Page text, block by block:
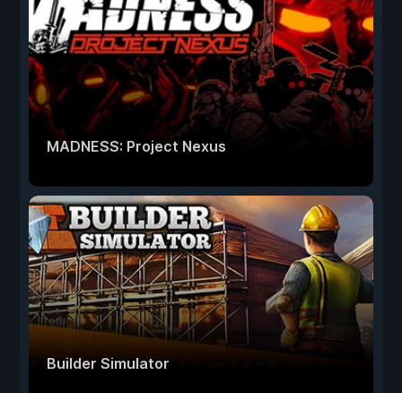
MADNESS: Project Nexus
Builder Simulator